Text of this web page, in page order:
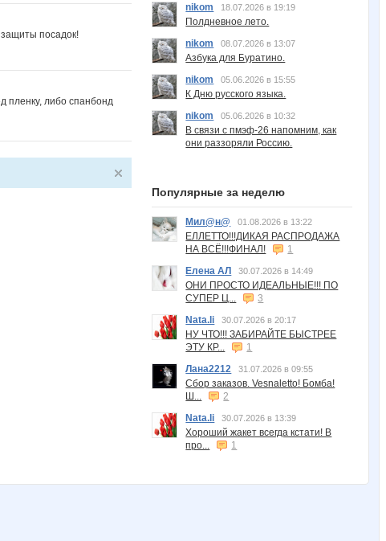
защиты посадок!
пленку, либо спанбонд
nikom
18.07.2026 в 19:19
Полдневное лето.
nikom
08.07.2026 в 13:07
Азбука для Буратино.
nikom
05.06.2026 в 15:55
К Дню русского языка.
nikom
05.06.2026 в 10:32
В связи с пмэф-26 напомним, как
они раззоряли Россию.
Популярные за неделю
Мил@н@ 01.08.2026 в 13:22
ЕЛЛЕТТО!!!ДИКАЯ РАСПРОДАЖА
НА ВСЁ!!!ФИНАЛ!
1
Елена АЛ
30.07.2026 в 14:49
ОНИ ПРОСТО ИДЕАЛЬНЫЕ!!! ПО
СУПЕР Ц...
3
Nata.li
30.07.2026 в 20:17
НУ ЧТО!!! ЗАБИРАЙТЕ БЫСТРЕЕ
ЭТУ КР...
1
Лана2212
31.07.2026 в 09:55
Сбор заказов. Vesnaletto! Бомба!
Ш...
2
Nata.li
30.07.2026 в 13:39
Хороший жакет всегда кстати! В
про...
1